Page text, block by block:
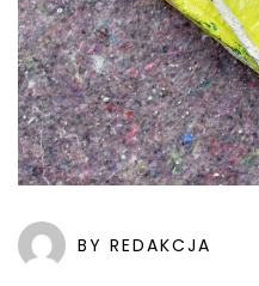
BY REDAKCJA